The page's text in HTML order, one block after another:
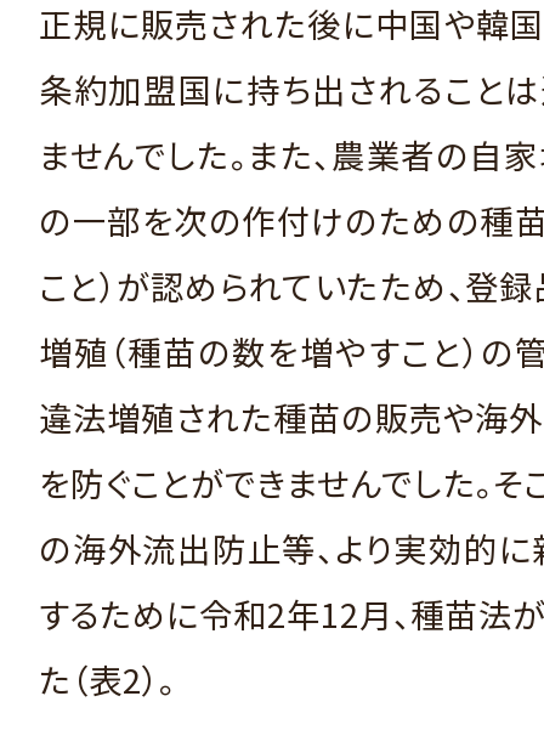
正規に販売された後に中国や韓
条約加盟国に持ち出されること
ませんでした。また、農業者の自
の一部を次の作付けのための種
こと）が認められていたため、登
増殖（種苗の数を増やすこと）の
違法増殖された種苗の販売や海
を防ぐことができませんでした。そ
の海外流出防止等、より実効的
するために令和2年12月、種苗法
た（表2）。